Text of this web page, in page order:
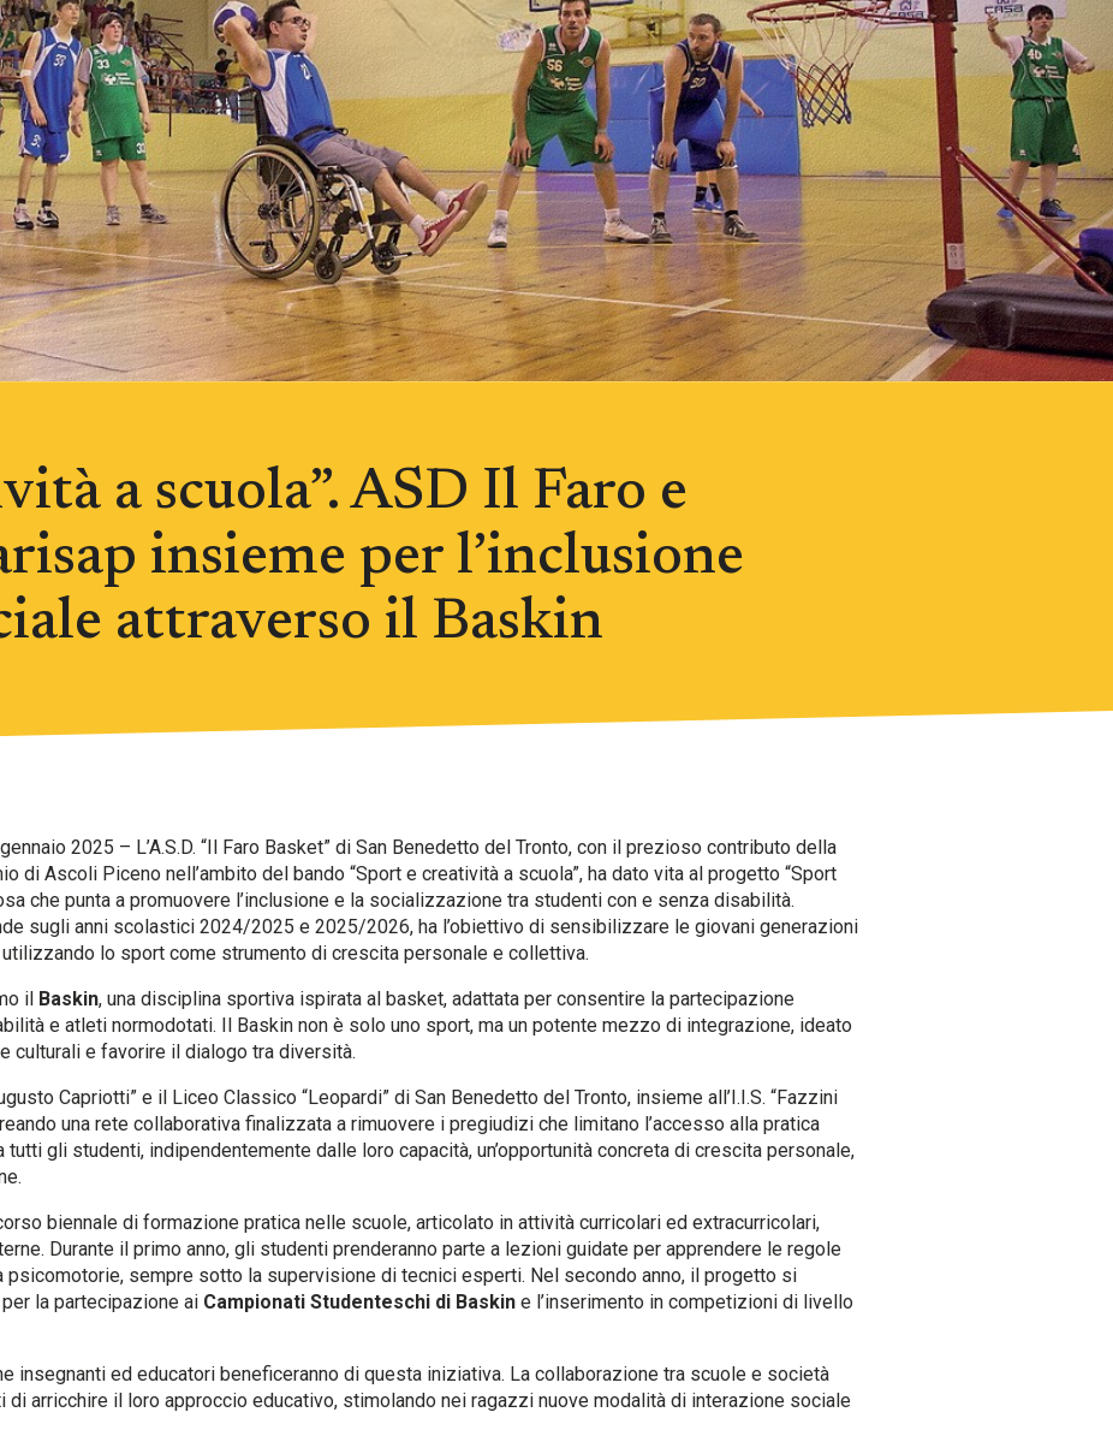
a scuola”. ASD Il Faro e
insieme per l’inclusione
attraverso il Baskin
2025 – L’A.S.D. “Il Faro Basket” di San Benedetto del Tronto, con il prezioso contributo della
di Ascoli Piceno nell’ambito del bando “Sport e creatività a scuola”, ha dato vita al progetto “Sport
che punta a promuovere l’inclusione e la socializzazione tra studenti con e senza disabilità.
sugli anni scolastici 2024/2025 e 2025/2026, ha l’obiettivo di sensibilizzare le giovani generazioni
lo sport come strumento di crescita personale e collettiva.
il Baskin, una disciplina sportiva ispirata al basket, adattata per consentire la partecipazione
e atleti normodotati. Il Baskin non è solo uno sport, ma un potente mezzo di integrazione, ideato
culturali e favorire il dialogo tra diversità.
Capriotti” e il Liceo Classico “Leopardi” di San Benedetto del Tronto, insieme all’I.I.S. “Fazzini
una rete collaborativa finalizzata a rimuovere i pregiudizi che limitano l’accesso alla pratica
gli studenti, indipendentemente dalle loro capacità, un’opportunità concreta di crescita personale,
biennale di formazione pratica nelle scuole, articolato in attività curricolari ed extracurricolari,
Durante il primo anno, gli studenti prenderanno parte a lezioni guidate per apprendere le regole
psicomotorie, sempre sotto la supervisione di tecnici esperti. Nel secondo anno, il progetto si
la partecipazione ai Campionati Studenteschi di Baskine l’inserimento in competizioni di livello
insegnanti ed educatori beneficeranno di questa iniziativa. La collaborazione tra scuole e società
arricchire il loro approccio educativo, stimolando nei ragazzi nuove modalità di interazione sociale